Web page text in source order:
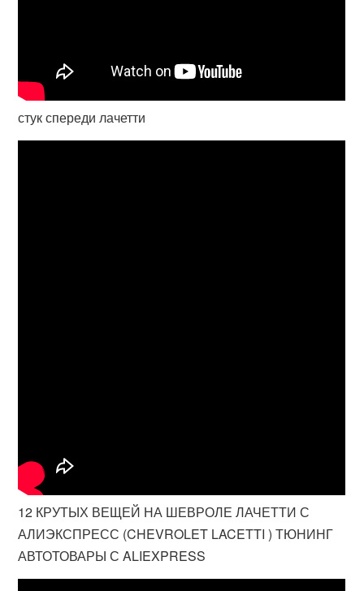
стук спереди лачетти
12 КРУТЫХ ВЕЩЕЙ НА ШЕВРОЛЕ ЛАЧЕТТИ С
АЛИЭКСПРЕСС (CHEVROLET LACETTI ) ТЮНИНГ
АВТОТОВАРЫ С ALIEXPRESS